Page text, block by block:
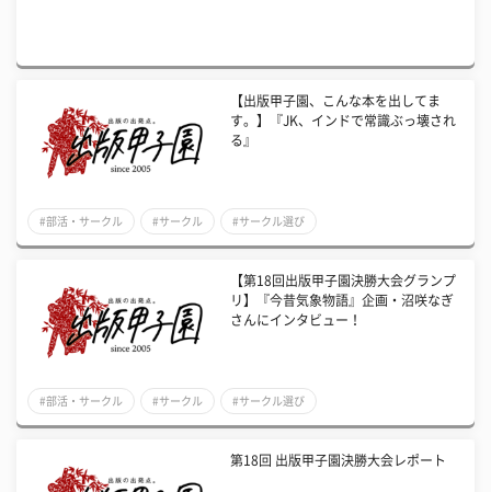
【出版甲子園、こんな本を出してま
す。】『JK、インドで常識ぶっ壊され
る』
#部活・サークル #サークル #サークル選び
【第18回出版甲子園決勝大会グランプ
リ】『今昔気象物語』企画・沼咲なぎ
さんにインタビュー！
#部活・サークル #サークル #サークル選び
第18回 出版甲子園決勝大会レポート